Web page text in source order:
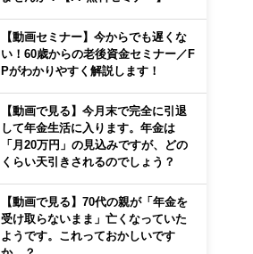
【動画セミナー】今からでも遅くな
い！60歳からの老後資金セミナー／F
Pがわかりやすく解説します！
【動画で見る】今月末で完全に引退
して年金生活に入ります。年金は
「月20万円」の見込みですが、どの
くらい天引きされるのでしょう？
【動画で見る】70代の親が「年金を
受け取らないまま」亡くなっていた
ようです。これっておかしいです